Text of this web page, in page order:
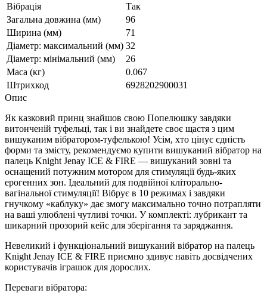
Вібрація
Так
Загальна довжина (мм)
96
Ширина (мм)
71
Діаметр: максимальний (мм) 32
Діаметр: мінімальний (мм)
26
Маса (кг)
0.067
Штрихкод
6928202900031
Опис
Як казковий принц знайшов свою Попелюшку завдяки
витонченій туфельці, так і ви знайдете своє щастя з цим
вишуканим вібратором-туфелькою! Усім, хто цінує єдність
форми та змісту, рекомендуємо купити вишуканий вібратор на
палець Knight Jenay ICE & FIRE — вишуканий зовні та
оснащений потужним мотором для стимуляції будь-яких
ерогенних зон. Ідеальний для подвійної кліторально-
вагінальної стимуляції! Вібрує в 10 режимах і завдяки
гнучкому «каблуку» дає змогу максимально точно потрапляти
на ваші улюблені чутливі точки. У комплекті: лубрикант та
шикарний прозорий кейс для зберігання та заряджання.
Невеликий і функціональний вишуканий вібратор на палець
Knight Jenay ICE & FIRE приємно здивує навіть досвідчених
користувачів іграшок для дорослих.
Переваги вібратора: